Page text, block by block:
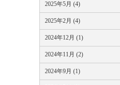
2025年5月 (4)
2025年2月 (4)
2024年12月 (1)
2024年11月 (2)
2024年9月 (1)